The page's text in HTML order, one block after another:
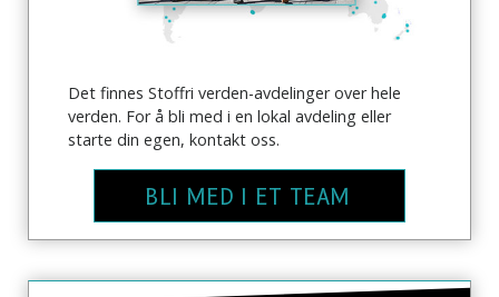
Det finnes Stoffri verden-avdelinger over hele
verden. For å bli med i en lokal avdeling eller
starte din egen, kontakt oss.
BLI MED I ET TEAM